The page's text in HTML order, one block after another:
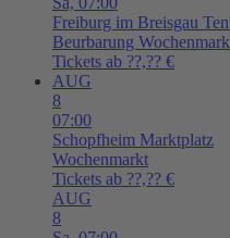
Freiburg im Breisgau
Beurbarung
Tickets ab ??,?? €
AUG
8
07:00
Schopfheim Marktplatz
Wochenmarkt
Tickets ab ??,?? €
AUG
8